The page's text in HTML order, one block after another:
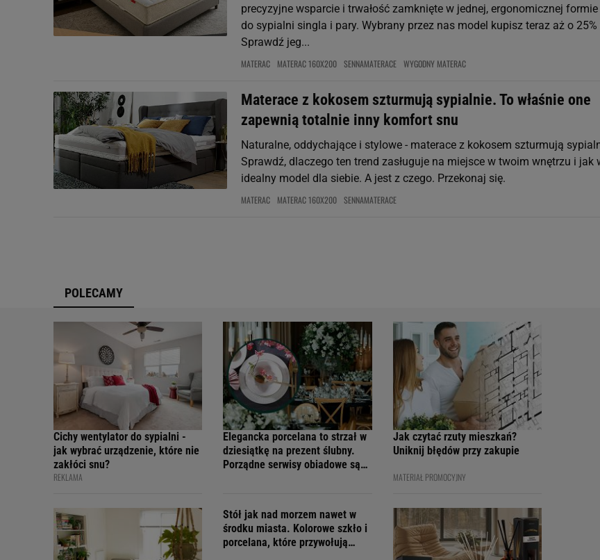
precyzyjne wsparcie i trwałość zamknięte w jednej, ergonomicznej
do sypialni singla i pary. Wybrany przez nas model kupisz teraz aż o 25%
Sprawdź jeg...
MATERAC MATERAC 160X200 SENNAMATERACE WYGODNY MATERAC
Materace z kokosem szturmują sypialnie. To właśnie one
zapewnią totalnie inny komfort snu
Naturalne, oddychające i stylowe - materace z kokosem szturmują
Sprawdź, dlaczego ten trend zasługuje na miejsce w twoim wnętrzu i jak
idealny model dla siebie. A jest z czego. Przekonaj się.
MATERAC MATERAC 160X200 SENNAMATERACE
POLECAMY
Cichy wentylator do sypialni -
jak wybrać urządzenie, które nie
zakłóci snu?
REKLAMA
Elegancka porcelana to strzał w
dziesiątkę na prezent ślubny.
Porządne serwisy obiadowe są
Jak czytać rzuty mieszkań?
Uniknij błędów przy zakupie
MATERIAŁ PROMOCYJNY
Stół jak nad morzem nawet w
środku miasta. Kolorowe szkło i
porcelana, które przywołują